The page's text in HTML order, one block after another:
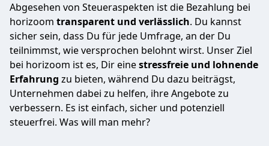
Abgesehen von Steueraspekten ist die Bezahlung bei
horizoom transparent und verlässlich. Du kannst
sicher sein, dass Du für jede Umfrage, an der Du
teilnimmst, wie versprochen belohnt wirst. Unser Ziel
bei horizoom ist es, Dir einestressfreie und lohnende
Erfahrung zu bieten, während Du dazu beiträgst,
Unternehmen dabei zu helfen, ihre Angebote zu
verbessern. Es ist einfach, sicher und potenziell
steuerfrei. Was will man mehr?